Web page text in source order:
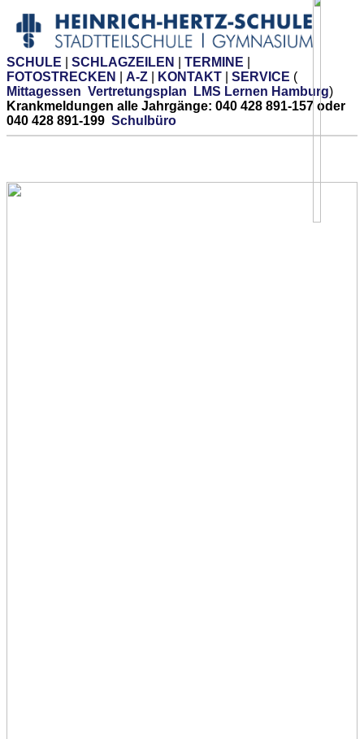
SCHULE SCHLAGZEILEN TERMINE
FOTOSTRECKEN
A-Z KONTAKT SERVICE (
Mittagessen Vertretungsplan LMS Lernen Hamburg)
Krankmeldungen alle Jahrgänge: 040 428 891-157 oder
040 428 891-199 Schulbüro